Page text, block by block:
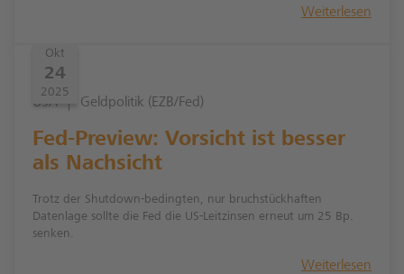
Weiterlesen
Okt
24
2025
USA Geldpolitik (EZB/Fed)
Fed-Preview: Vorsicht ist besser
als Nachsicht
Trotz der Shutdown-bedingten, nur bruchstückhaften
Datenlage sollte die Fed die US-Leitzinsen erneut um 25 Bp.
senken.
Weiterlesen